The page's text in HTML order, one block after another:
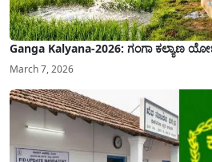
Ganga Kalyana-2026: ಗಂಗಾ ಕಲ್ಯಾಣ
March 7, 2026